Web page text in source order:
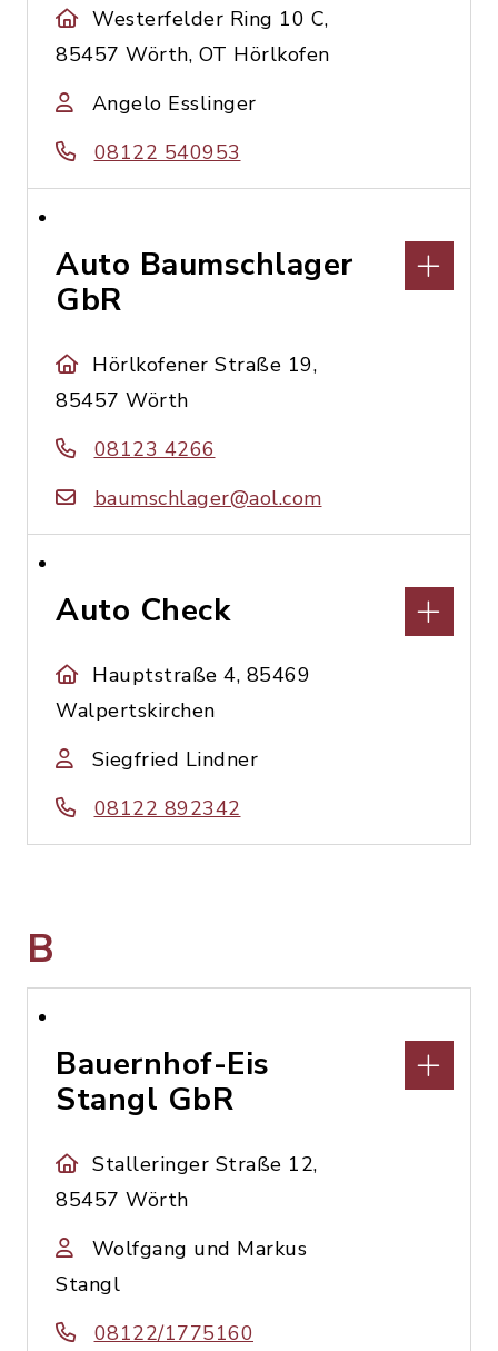
Westerfelder Ring 10 C,
85457 Wörth, OT Hörlkofen
Angelo Esslinger
08122 540953
Auto Baumschlager
GbR
Hörlkofener Straße 19,
85457 Wörth
08123 4266
baumschlager@aol.com
Auto Check
Hauptstraße 4, 85469
Walpertskirchen
Siegfried Lindner
08122 892342
B
Bauernhof-Eis
Stangl GbR
Stalleringer Straße 12,
85457 Wörth
Wolfgang und Markus
Stangl
08122/1775160